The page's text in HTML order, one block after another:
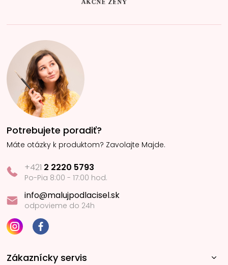
Potrebujete poradiť?
Máte otázky k produktom? Zavolajte Majde.
+421 2 2220 5793
Po-Pia 8:00 - 17:00 hod.
info@malujpodlacisel.sk
odpovieme do 24h
Zákaznícky servis